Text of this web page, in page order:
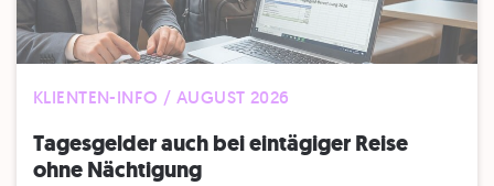
KLIENTEN-INFO / AUGUST 2026
Tagesgelder auch bei eintägiger Reise
ohne Nächtigung